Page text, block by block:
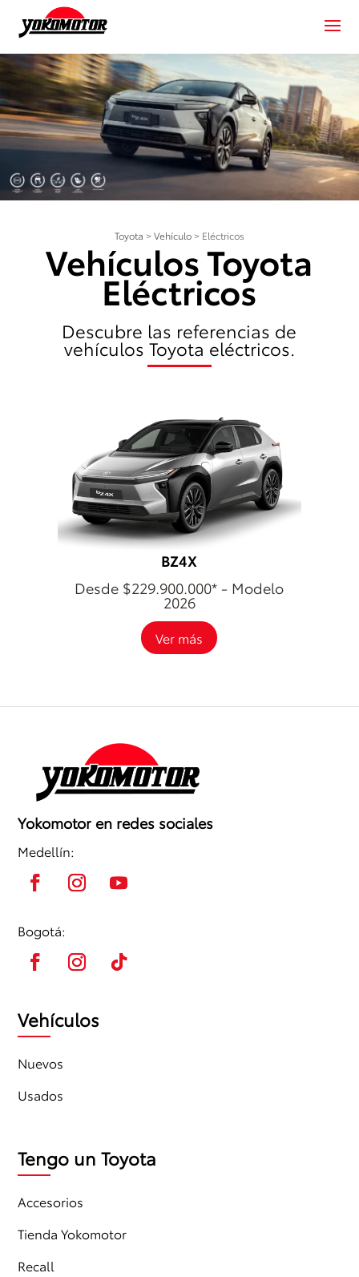
Toyota > Vehículo> Eléctricos
Vehículos Toyota
Eléctricos
Descubre las referencias de
vehículos Toyota eléctricos.
BZ4X
Desde $229.900.000* - Modelo
2026
Ver más
Yokomotor en redes sociales
Medellín:
Bogotá:
Vehículos
Nuevos
Usados
Tengo un Toyota
Accesorios
Tienda Yokomotor
Recall